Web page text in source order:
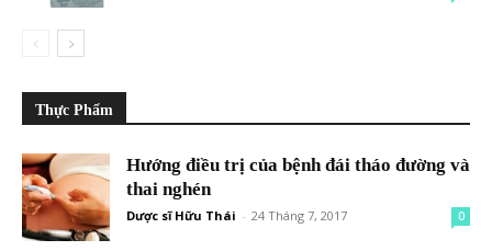
Thực Phẩm
Hướng điều trị của bệnh đái tháo đường và
thai nghén
Dược sĩ Hữu Thái - 24 Tháng 7, 2017 0